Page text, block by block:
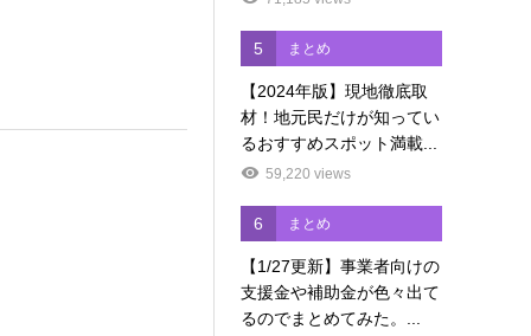
5 まとめ
【2024年版】現地徹底取
材！地元民だけが知ってい
るおすすめスポット満載...
59,220 views
6 まとめ
【1/27更新】事業者向けの
支援金や補助金が色々出て
るのでまとめてみた。...